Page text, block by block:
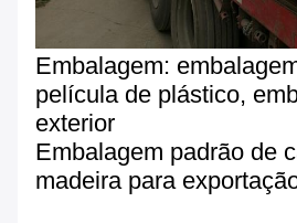
Embalagem:
película de plástico,
exterior
Embalagem padrão de
madeira para